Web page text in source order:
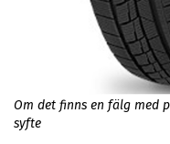
Om det finns en fälg med
syfte